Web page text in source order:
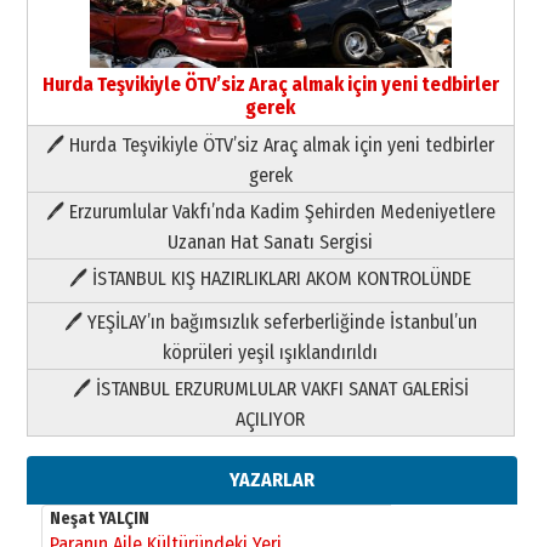
Hurda Teşvikiyle ÖTV’siz Araç almak için yeni tedbirler
gerek
🖊 Hurda Teşvikiyle ÖTV’siz Araç almak için yeni tedbirler
gerek
🖊 Erzurumlular Vakfı’nda Kadim Şehirden Medeniyetlere
Uzanan Hat Sanatı Sergisi
🖊 İSTANBUL KIŞ HAZIRLIKLARI AKOM KONTROLÜNDE
🖊 YEŞİLAY’ın bağımsızlık seferberliğinde İstanbul’un
köprüleri yeşil ışıklandırıldı
🖊 İSTANBUL ERZURUMLULAR VAKFI SANAT GALERİSİ
AÇILIYOR
YAZARLAR
Paranın Aile Kültüründeki Yeri
03 Ağustos 2026 Pazartesi
Yıldırım Gündoğdu
HAVVA’NIN ÜÇ KIZI
09 Temmuz 2026 Perşembe
Yusuf POLAT
Şampiyonluk Sebahattin Şirin’e
11 Mayıs 2026 Pazartesi
Neşat YALÇIN